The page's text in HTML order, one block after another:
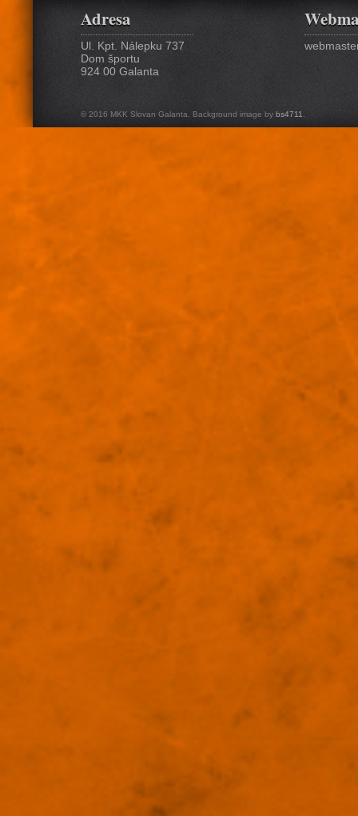
Adresa
Ul. Kpt. Nálepku 737
Dom športu
924 00 Galanta
© 2016 MKK Slovan Galanta. Background image by bs4711